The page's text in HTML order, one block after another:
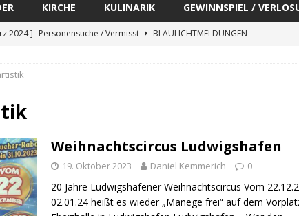
KIRCHE KULINARIK GEWINNSPIEL /
2024 ] Personensuche / Vermisst
BLAULICHTMELDUNGEN
2024 ]
2024 ]
2024 ]
Personensuche / Vermisst
BLAULICHTMELDUNGEN
2024 ]
Personensuche / Vermisst
BLAULICHTMELDUNGEN
2024 ]
Aktuelle Warnmeldung der Polizei
BLAULICHTMELDUNGEN
Weihnachtscircus Ludwigshafen
19. Oktober 2023 Daniel Kemmerich 0
20 Jahre Ludwigshafener Weihnachtscircus Vom
02.01.24 heißt es wieder „Manege frei“ auf dem